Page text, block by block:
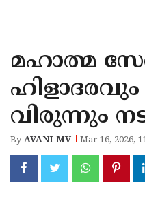
KANNUR
KASARAGOD
മഹാത്മ
വിരുന്നും
ByAVANI MV Mar 16, 2026,